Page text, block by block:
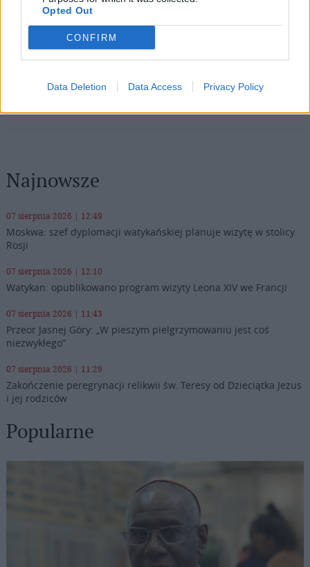
Opted Out
CONFIRM
Data Deletion Data Access Privacy Policy
TwitterMessengerWhatsApp
EmailCopy
Link
Print
Wersja do druku
Najnowsze
07 sierpnia 2026 | 12:49
Moskwa: szef dyplomacji watykańskiej planuje wizytę w stolicy
Rosji
07 sierpnia 2026 | 12:10
Watykan: opublikowano program wizyty Leona XIV we Francji
07 sierpnia 2026 | 11:43
Przeor Jasnej Góry: „W pieszym pielgrzymowaniu jest coś
niezwykłego”
07 sierpnia 2026 | 11:29
Zakończenie peregrynacji relikwii św. Teresy od Dzieciątka Jezus
i jej rodziców
Popularne